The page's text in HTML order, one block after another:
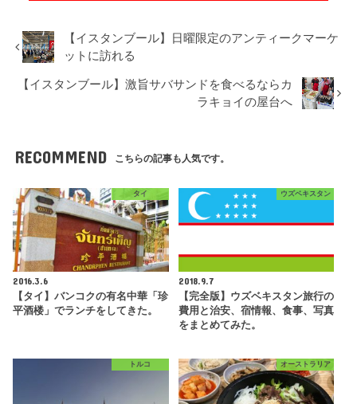
【イスタンブール】日曜限定のアンティークマーケ
ットに訪れる
【イスタンブール】激旨サバサンドを食べるならカ
ラキョイの屋台へ
RECOMMEND こちらの記事も人気です。
タイ
2016.3.6
【タイ】バンコクの有名中華「珍
平酒楼」でランチをしてきた。
ウズベキスタン
2018.9.7
【完全版】ウズベキスタン旅行の
費用と治安、宿情報、食事、写真
をまとめてみた。
トルコ オーストラリア